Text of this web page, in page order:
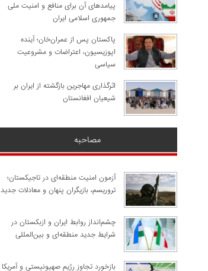
پیامدهای آن برای منافع و امنیت ملی
جمهوری اسلامی ایران
پاکستان پس از عمران‌خان؛ آینده
اپوزیسیون، اعتراضات و مشروعیت
سیاسی
اثرگذاری مهاجرین بازگشته از ایران بر
شیعیان افغانستان
مصاحبه
آزمون امنیت منطقه‌ای در تاجیکستان؛
تروریسم، بازیگران پنهان و معادلات جدید
چشم‌انداز روابط ایران و ازبکستان در
شرایط جدید منطقه‌ای و بین‌المللی
​بازخورد تجاوز رژیم صهیونیستی و آمریکا